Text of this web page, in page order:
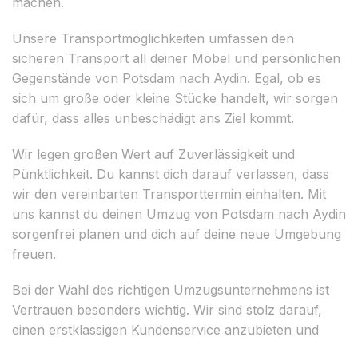
Unsere Transportmöglichkeiten umfassen den
sicheren Transport all deiner Möbel und persönlichen
Gegenstände von Potsdam nach Aydin. Egal, ob es
sich um große oder kleine Stücke handelt, wir sorgen
dafür, dass alles unbeschädigt ans Ziel kommt.
Wir legen großen Wert auf Zuverlässigkeit und
Pünktlichkeit. Du kannst dich darauf verlassen, dass
wir den vereinbarten Transporttermin einhalten. Mit
uns kannst du deinen Umzug von Potsdam nach Aydin
sorgenfrei planen und dich auf deine neue Umgebung
freuen.
Bei der Wahl des richtigen Umzugsunternehmens ist
Vertrauen besonders wichtig. Wir sind stolz darauf,
einen erstklassigen Kundenservice anzubieten und